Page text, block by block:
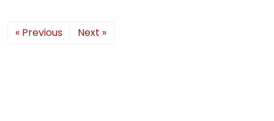
« Previous Next »